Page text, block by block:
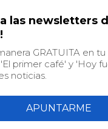
las newsletters
GRATUITA en
primer café' y 'Hoy
noticias.
APUNTARME